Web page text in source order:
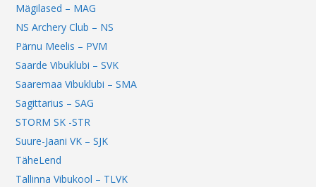
Mägilased – MAG
NS Archery Club – NS
Pärnu Meelis – PVM
Saarde Vibuklubi – SVK
Saaremaa Vibuklubi – SMA
Sagittarius – SAG
STORM SK -STR
Suure-Jaani VK – SJK
TäheLend
Tallinna Vibukool – TLVK